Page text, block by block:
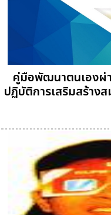
คู่มือพัฒนาตนเองผ่า
ปฏิบัติการเสริมสร้าง